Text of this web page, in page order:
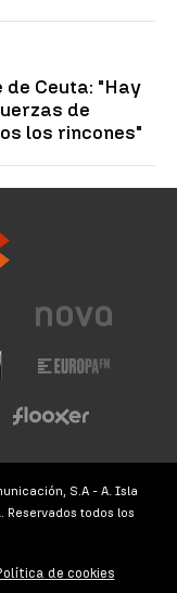
de Ceuta: "Hay
de
los rincones"
S.A - A. Isla
Reservados todos los
de cookies